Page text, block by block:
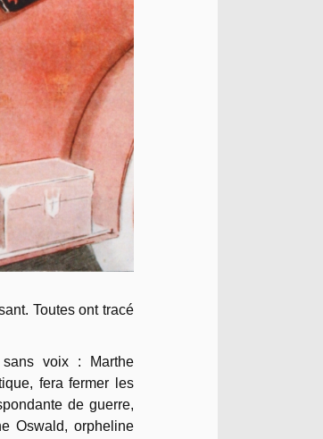
Toutes ont tracé
sans voix : Marthe
fera fermer les
de guerre,
Oswald, orpheline